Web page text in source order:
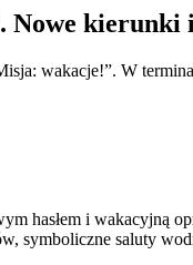
Nowe kierunki
wakacje!”. W
hasłem i wakacyjną
symboliczne saluty